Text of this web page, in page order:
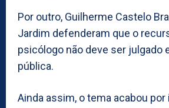
Por outro, Guilherme Castelo
Jardim defenderam que o
psicólogo não deve ser julgado
pública.
Ainda assim, o tema acabou por